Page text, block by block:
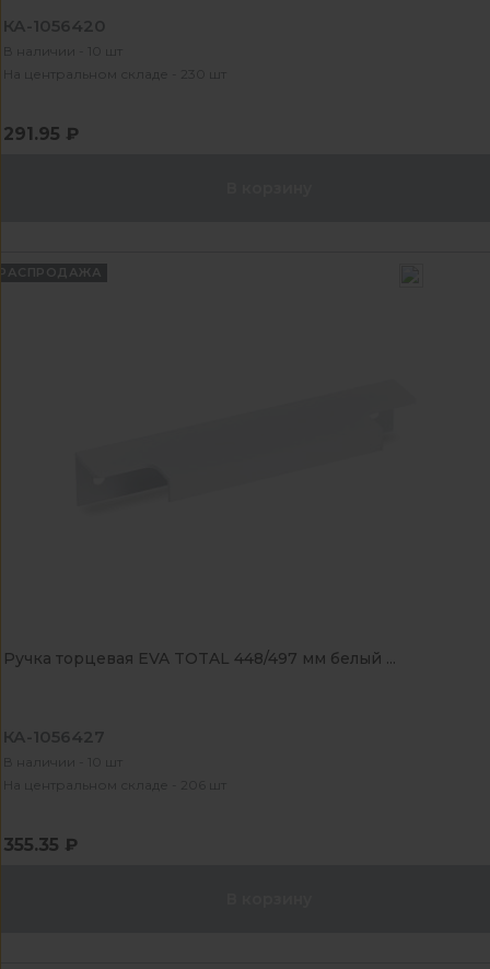
КА-1056420
В наличии - 10 шт
На центральном складе - 230 шт
291.95 ₽
Ручка торцевая EVA TOTAL 448/497 мм белый ...
КА-1056427
В наличии - 10 шт
На центральном складе - 206 шт
355.35 ₽